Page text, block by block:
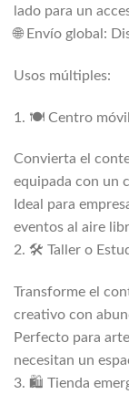
lado para un
🌐 Envío global:
Usos múltiples:
1. 🍽️ Centro
Convierta el
equipada con un
Ideal para
eventos al aire
2. 🛠️ Taller o
Transforme el
creativo con
Perfecto para
necesitan un
3. 🛍️ Tienda